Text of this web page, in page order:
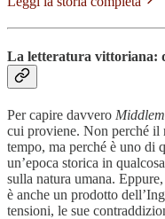
La letteratura vittoriana:
Per capire davvero
cui proviene. Non perché il
tempo, ma perché è uno di
un’epoca storica in
sulla natura umana.
è anche un prodotto
tensioni, le sue